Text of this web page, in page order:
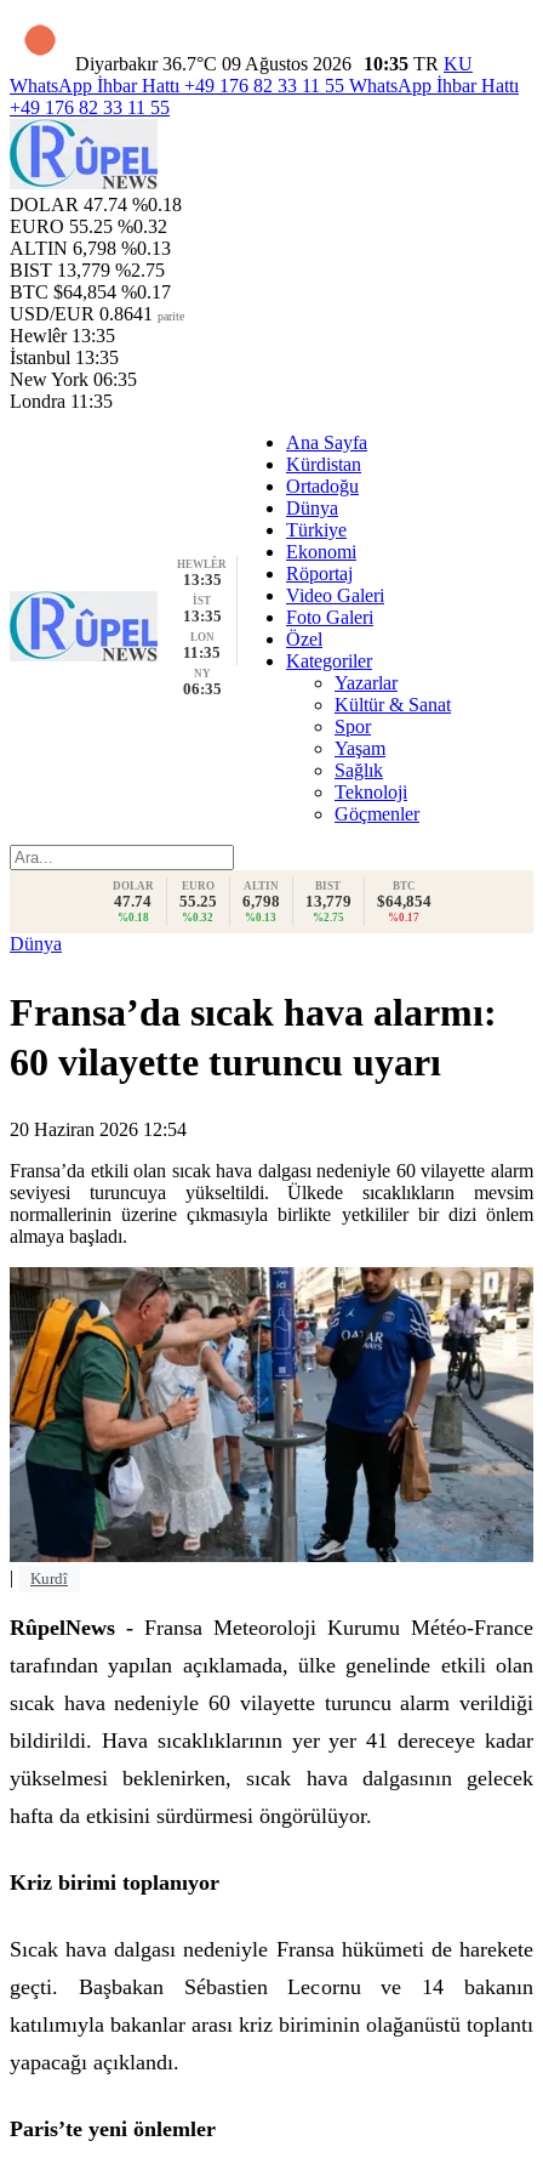
Diyarbakır 36.7°C 09 Ağustos 2026 10:35 TR KU
WhatsApp İhbar Hattı +49 176 82 33 11 55 WhatsApp İhbar Hattı
+49 176 82 33 11 55
DOLAR 47.74 %0.18
EURO 55.25 %0.32
ALTIN 6,798 %0.13
BIST 13,779 %2.75
BTC $64,854 %0.17
USD/EUR 0.8641 parite
Hewlêr 13:35
İstanbul 13:35
New York 06:35
Londra 11:35
HEWLÊR
13:35
İST
13:35
LON
11:35
NY
06:35
Ana Sayfa
Kürdistan
Ortadoğu
Dünya
Türkiye
Ekonomi
Röportaj
Video Galeri
Foto Galeri
Özel
Kategoriler
Yazarlar
Kültür & Sanat
Spor
Yaşam
Sağlık
Teknoloji
Göçmenler
DOLAR
47.74
%0.18
EURO
55.25
%0.32
ALTIN
6,798
%0.13
BIST
13,779
%2.75
BTC
$64,854
%0.17
Dünya
Fransa’da sıcak hava alarmı:
60 vilayette turuncu uyarı
20 Haziran 2026 12:54
Fransa’da etkili olan sıcak hava dalgası nedeniyle 60 vilayette alarm
seviyesi turuncuya yükseltildi. Ülkede sıcaklıkların mevsim
normallerinin üzerine çıkmasıyla birlikte yetkililer bir dizi önlem
almaya başladı.
| Kurdî
RûpelNews - Fransa Meteoroloji Kurumu Météo-France
tarafından yapılan açıklamada, ülke genelinde etkili olan
sıcak hava nedeniyle 60 vilayette turuncu alarm verildiği
bildirildi. Hava sıcaklıklarının yer yer 41 dereceye kadar
yükselmesi beklenirken, sıcak hava dalgasının gelecek
hafta da etkisini sürdürmesi öngörülüyor.
Kriz birimi toplanıyor
Sıcak hava dalgası nedeniyle Fransa hükümeti de harekete
geçti. Başbakan Sébastien Lecornu ve 14 bakanın
katılımıyla bakanlar arası kriz biriminin olağanüstü toplantı
yapacağı açıklandı.
Paris’te yeni önlemler